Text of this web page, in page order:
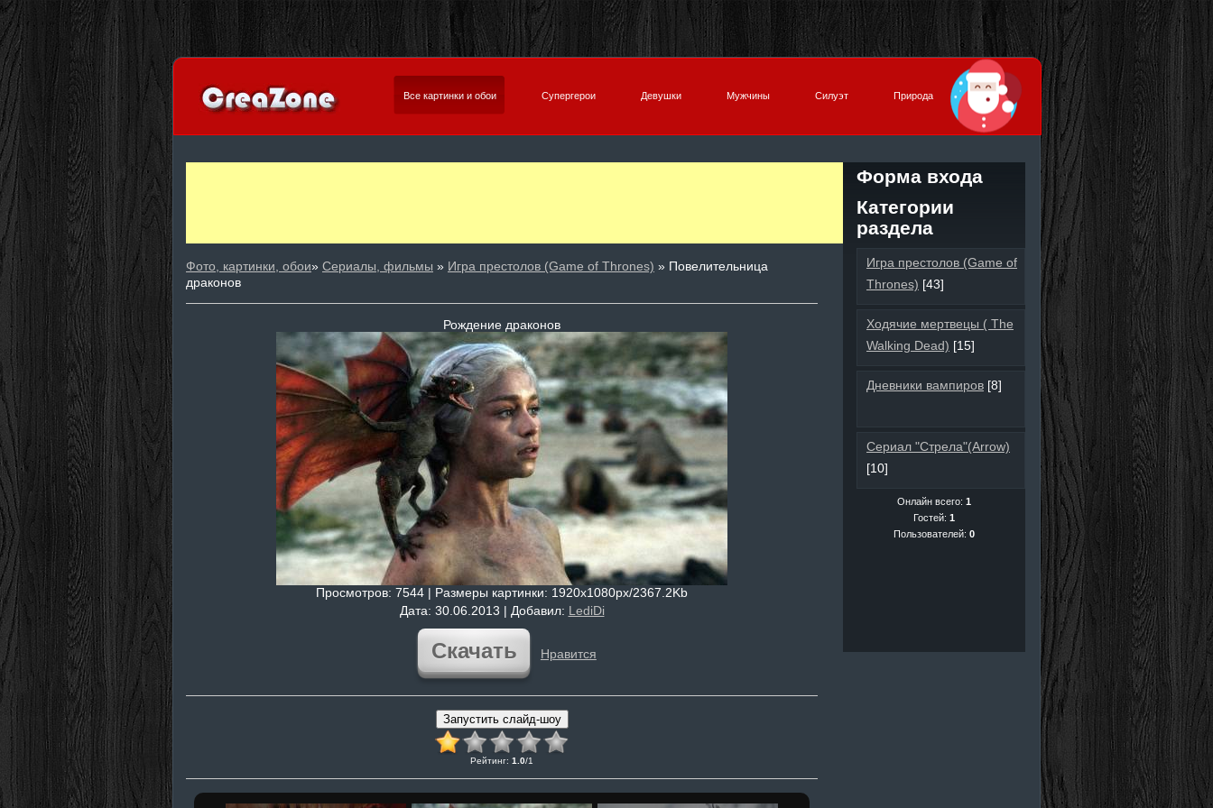
Все картинки и обои Супергерои Девушки Мужчины Силуэт Природа
Фото, картинки, обои» Сериалы, фильмы » Игра престолов (Game of Thrones) » Повелительница
драконов
Рождение драконов
Просмотров: 7544 | Размеры картинки: 1920x1080px/2367.2Kb
Дата: 30.06.2013 | Добавил: LediDi
Скачать Нравится
Рейтинг: 1.0/1
Форма входа
Категории
раздела
Игра престолов (Game of
Thrones) [43]
Ходячие мертвецы ( The
Walking Dead) [15]
Дневники вампиров [8]
Сериал "Стрела"(Arrow)
[10]
Онлайн всего: 1
Гостей: 1
Пользователей: 0